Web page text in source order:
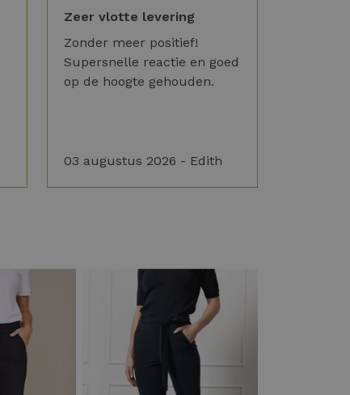
Zeer vlotte levering
Zonder meer positief!
Supersnelle reactie en goed
op de hoogte gehouden.
03 augustus 2026 - Edith